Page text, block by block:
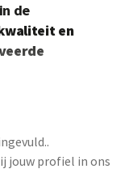
de
en
freesmachine.
jouw profiel in ons